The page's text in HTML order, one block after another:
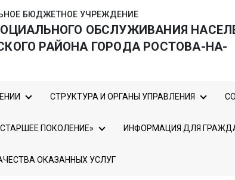
БЮДЖЕТНОЕ УЧРЕЖДЕНИЕ
ОБСЛУЖИВАНИЯ
РАЙОНА ГОРОДА РОСТОВА-НА-
СТРУКТУРА И ОРГАНЫ УПРАВЛЕНИЯ
ПОКОЛЕНИЕ» ИНФОРМАЦИЯ ДЛЯ
ОКАЗАННЫХ УСЛУГ